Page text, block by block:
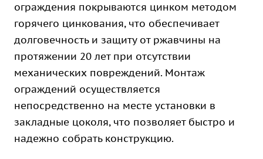
ограждения покрываются цинком методом
горячего цинкования, что обеспечивает
долговечность и защиту от ржавчины на
протяжении 20 лет при отсутствии
механических повреждений. Монтаж
ограждений осуществляется
непосредственно на месте установки в
закладные цоколя, что позволяет быстро и
надежно собрать конструкцию.